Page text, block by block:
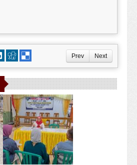
Prev Next